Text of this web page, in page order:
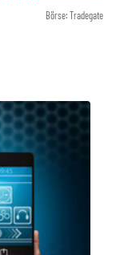
Börse: Tradegate